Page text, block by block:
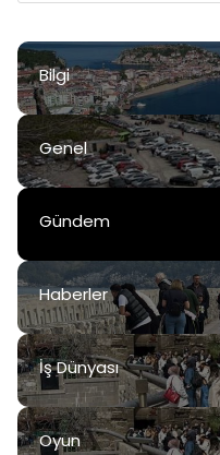
Bilgi
Genel
Gündem
Haberler
İş Dünyası
Oyun